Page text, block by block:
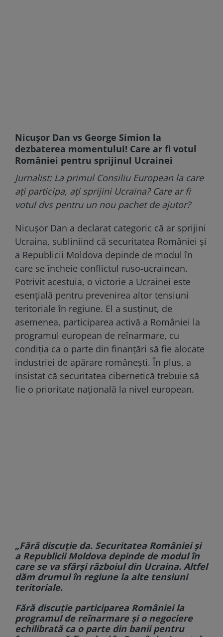
Nicușor Dan vs George Simion la
dezbaterea momentului! Care ar fi votul
României pentru sprijinul Ucrainei
Jurnalist: La primul Consiliu European la care
ați participa, ați sprijini Ucraina? Care ar fi
votul dvs pentru un nou pachet de ajutor?
Nicușor Dan a declarat categoric că ar sprijini
Ucraina, subliniind că securitatea României și
a Republicii Moldova depinde de modul în
care se încheie conflictul ruso-ucrainean.
Potrivit acestuia, o victorie a Ucrainei este
esențială pentru prevenirea altor tensiuni
teritoriale în regiune. El a susținut, de
asemenea, participarea activă a României la
programul european de reînarmare, cu
condiția ca o parte din finanțări să fie alocate
industriei de apărare românești. În plus, a
insistat că securitatea cibernetică trebuie să
fie o prioritate națională la nivel european.
„Fără discuție da. Securitatea României și
a Republicii Moldova depinde de modul în
care se va sfârși războiul din Ucraina. Altfel
dăm drumul în regiune la alte tensiuni
teritoriale.
Fără discuție participarea României la
programul de reînarmare și o negociere
echilibrată ca o parte din banii pentru